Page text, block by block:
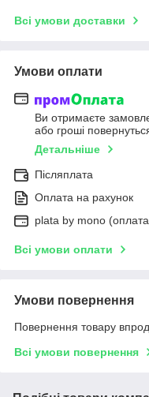
Всі умови доставки
Умови оплати
Ви отримаєте
або гроші
Детальніше
Післяплата
Оплата на рахунок
plata by mono
Всі умови оплати
Умови повернення
Повернення товару
Всі умови повернення